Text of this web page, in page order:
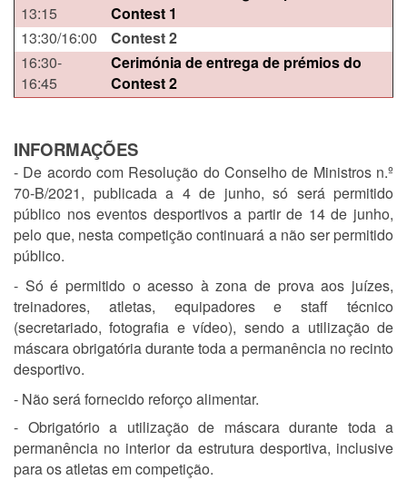
13:15
Contest 1
13:30/16:00
Contest 2
16:30-
16:45
Cerimónia de entrega de prémios do
Contest 2
INFORMAÇÕES
- De acordo com Resolução do Conselho de Ministros n.º
70-B/2021, publicada a 4 de junho, só será permitido
público nos eventos desportivos a partir de 14 de junho,
pelo que, nesta competição continuará a não ser permitido
público.
- Só é permitido o acesso à zona de prova aos juízes,
treinadores, atletas, equipadores e staff técnico
(secretariado, fotografia e vídeo), sendo a utilização de
máscara obrigatória durante toda a permanência no recinto
desportivo.
- Não será fornecido reforço alimentar.
- Obrigatório a utilização de máscara durante toda a
permanência no interior da estrutura desportiva, inclusive
para os atletas em competição.